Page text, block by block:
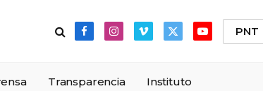
FacebookInstagram
VimeoX
YouTubePNT
Transparencia Instituto